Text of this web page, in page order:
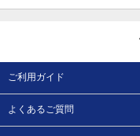
ご利用ガイド
よくあるご質問